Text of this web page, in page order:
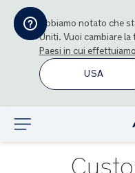
Abbiamo notato che
Uniti. Vuoi cambiare
Paesi in cui
USA